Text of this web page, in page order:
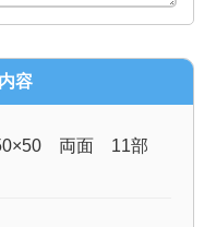
容
50×50 両面 11部